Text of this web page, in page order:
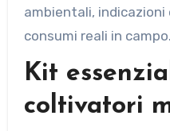
ambientali, indicazioni
consumi reali in campo.
Kit
coltivatori